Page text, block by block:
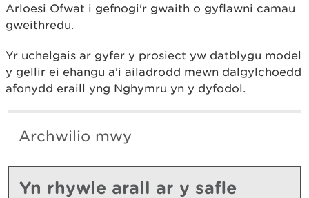
Arloesi Ofwat i gefnogi'r gwaith o gyflawni camau
gweithredu.
Yr uchelgais ar gyfer y prosiect yw datblygu model
y gellir ei ehangu a'i ailadrodd mewn dalgylchoedd
afonydd eraill yng Nghymru yn y dyfodol.
Archwilio mwy
Yn rhywle arall ar y safle